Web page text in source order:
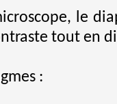
le
tout en
: